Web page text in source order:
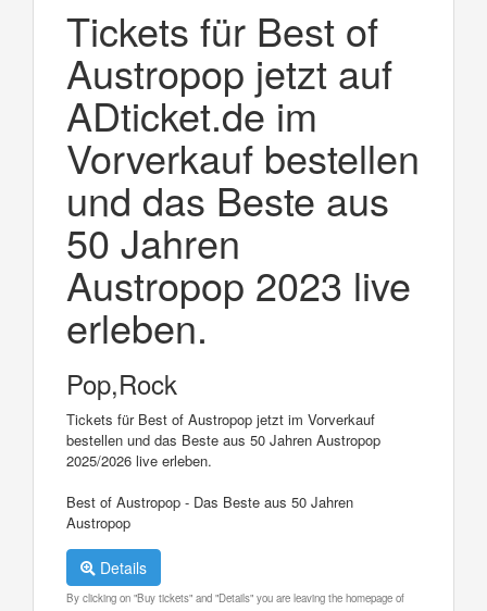
Tickets für Best of
Austropop jetzt auf
ADticket.de im
Vorverkauf bestellen
und das Beste aus
50 Jahren
Austropop 2023 live
erleben.
Pop,Rock
Tickets für Best of Austropop jetzt im Vorverkauf
bestellen und das Beste aus 50 Jahren Austropop
2025/2026 live erleben.
Best of Austropop - Das Beste aus 50 Jahren
Austropop
Details
By clicking on "Buy tickets" and "Details" you are leaving the homepage of